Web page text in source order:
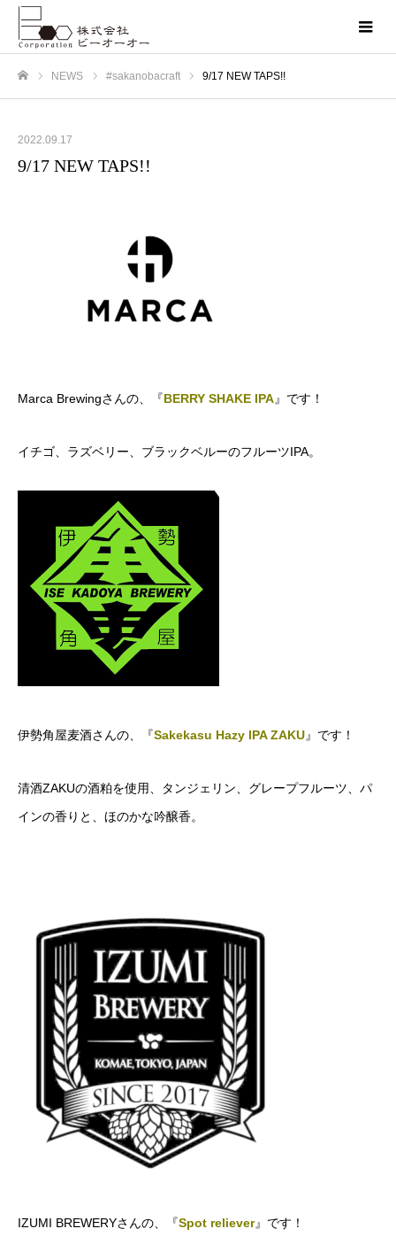
NEWS #sakanobacraft 9/17 NEW TAPS!!
2022.09.17
9/17 NEW TAPS!!
Marca Brewingさんの、『BERRY SHAKE IPA』です！
イチゴ、ラズベリー、ブラックベルーのフルーツIPA。
伊勢角屋麦酒さんの、『Sakekasu Hazy IPA ZAKU』です！
清酒ZAKUの酒粕を使用、タンジェリン、グレープフルーツ、パ
インの香りと、ほのかな吟醸香。
IZUMI BREWERYさんの、『Spot reliever』です！